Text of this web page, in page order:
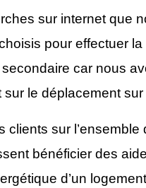
sur internet que
pour effectuer
car nous
le déplacement sur
sur l’ensemble
bénéficier des
d’un